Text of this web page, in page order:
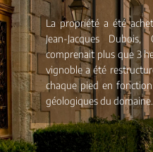
La propriété a été
Jean-Jacques
comprenait plus que 3
vignoble a été
chaque pied en
géologiques du domaine.